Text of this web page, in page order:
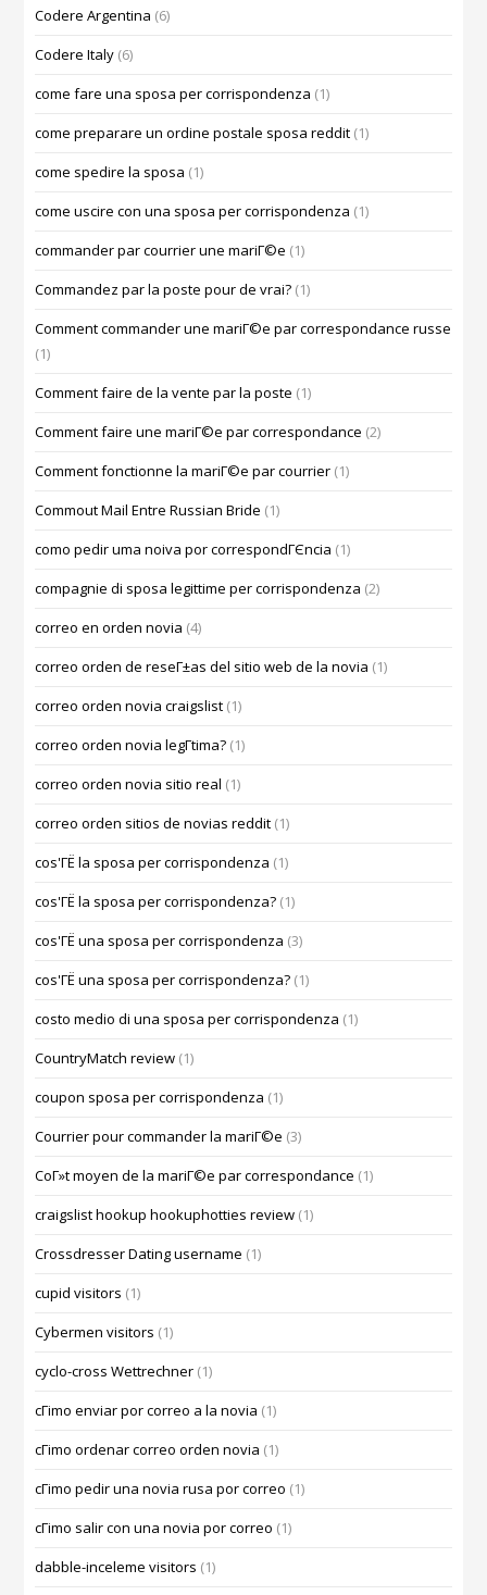
Codere Argentina (6)
Codere Italy (6)
come fare una sposa per corrispondenza (1)
come preparare un ordine postale sposa reddit (1)
come spedire la sposa (1)
come uscire con una sposa per corrispondenza (1)
commander par courrier une mariГ©e (1)
Commandez par la poste pour de vrai? (1)
Comment commander une mariГ©e par correspondance russe
(1)
Comment faire de la vente par la poste (1)
Comment faire une mariГ©e par correspondance (2)
Comment fonctionne la mariГ©e par courrier (1)
Commout Mail Entre Russian Bride (1)
como pedir uma noiva por correspondГЄncia (1)
compagnie di sposa legittime per corrispondenza (2)
correo en orden novia (4)
correo orden de reseГ±as del sitio web de la novia (1)
correo orden novia craigslist (1)
correo orden novia legГ­tima? (1)
correo orden novia sitio real (1)
correo orden sitios de novias reddit (1)
cos'ГЁ la sposa per corrispondenza (1)
cos'ГЁ la sposa per corrispondenza? (1)
cos'ГЁ una sposa per corrispondenza (3)
cos'ГЁ una sposa per corrispondenza? (1)
costo medio di una sposa per corrispondenza (1)
CountryMatch review (1)
coupon sposa per corrispondenza (1)
Courrier pour commander la mariГ©e (3)
CoГ»t moyen de la mariГ©e par correspondance (1)
craigslist hookup hookuphotties review (1)
Crossdresser Dating username (1)
cupid visitors (1)
Cybermen visitors (1)
cyclo-cross Wettrechner (1)
cГіmo enviar por correo a la novia (1)
cГіmo ordenar correo orden novia (1)
cГіmo pedir una novia rusa por correo (1)
cГіmo salir con una novia por correo (1)
dabble-inceleme visitors (1)